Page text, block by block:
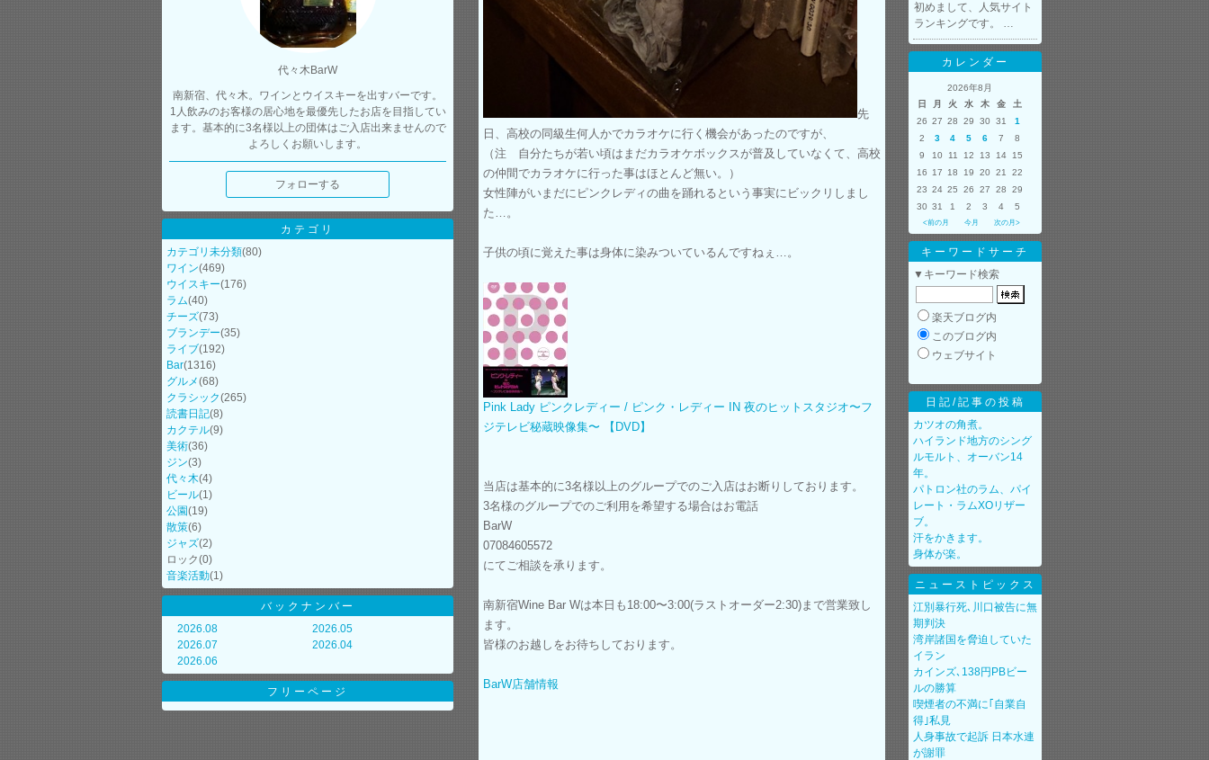
代々木BarW
南新宿、代々木。ワインとウイスキーを出すバーです。
1人飲みのお客様の居心地を最優先したお店を目指してい
ます。基本的に3名様以上の団体はご入店出来ませんので
よろしくお願いします。
フォローする
カテゴリ
カテゴリ未分類(80)
ワイン(469)
ウイスキー(176)
ラム(40)
チーズ(73)
ブランデー(35)
ライブ(192)
Bar(1316)
グルメ(68)
クラシック(265)
読書日記(8)
カクテル(9)
美術(36)
ジン(3)
代々木(4)
ビール(1)
公園(19)
散策(6)
ジャズ(2)
ロック(0)
音楽活動(1)
バックナンバー
2026.08
2026.07
2026.06
2026.05
2026.04
フリーページ
先
日、高校の同級生何人かでカラオケに行く機会があったのですが、
（注 自分たちが若い頃はまだカラオケボックスが普及していなくて、高校
の仲間でカラオケに行った事はほとんど無い。）
女性陣がいまだにピンクレディの曲を踊れるという事実にビックリしまし
た…。
子供の頃に覚えた事は身体に染みついているんですねぇ…。
Pink Lady ピンクレディー / ピンク・レディー IN 夜のヒットスタジオ〜フ
ジテレビ秘蔵映像集〜 【DVD】
当店は基本的に3名様以上のグループでのご入店はお断りしております。
3名様のグループでのご利用を希望する場合はお電話
BarW
07084605572
にてご相談を承ります。
南新宿Wine Bar Wは本日も18:00〜3:00(ラストオーダー2:30)まで営業致し
ます。
皆様のお越しをお待ちしております。
BarW店舗情報
初めまして、人気サイト
ランキングです。 …
カレンダー
2026年8月
日
月 火 水 木 金
土
26 27 28 29 30 31
1
2
3 4 5 6 7
8
9
10 11 12 13 14
15
16
17 18 19 20 21
22
23 24 25 26 27 28
29
30 31 1 2 3 4 5
<前の月 今月 次の月>
キーワードサーチ
▼キーワード検索
楽天ブログ内
このブログ内
ウェブサイト
日記/記事の投稿
カツオの角煮。
ハイランド地方のシング
ルモルト、オーバン14
年。
パトロン社のラム、パイ
レート・ラムXOリザー
ブ。
汗をかきます。
身体が楽。
ニューストピックス
江別暴行死､川口被告に無
期判決
湾岸諸国を脅迫していた
イラン
カインズ､138円PBビー
ルの勝算
喫煙者の不満に｢自業自
得｣私見
人身事故で起訴 日本水連
が謝罪